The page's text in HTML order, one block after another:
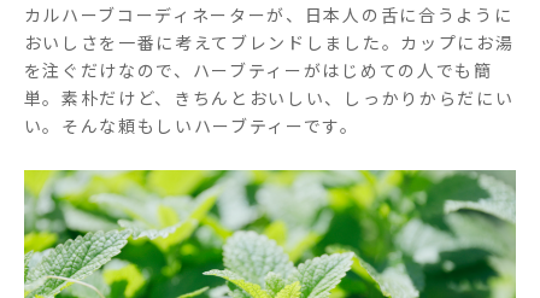
カルハーブコーディネーターが、日本人の舌に合うように
おいしさを一番に考えてブレンドしました。カップにお湯
を注ぐだけなので、ハーブティーがはじめての人でも簡
単。素朴だけど、きちんとおいしい、しっかりからだにい
い。そんな頼もしいハーブティーです。